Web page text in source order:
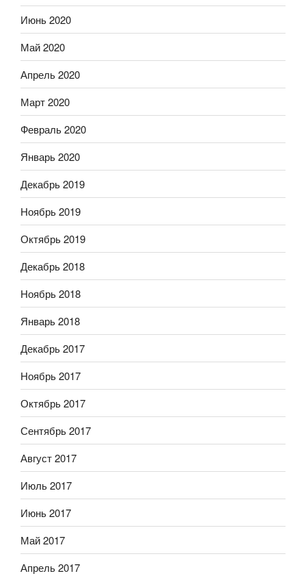
Июнь 2020
Май 2020
Апрель 2020
Март 2020
Февраль 2020
Январь 2020
Декабрь 2019
Ноябрь 2019
Октябрь 2019
Декабрь 2018
Ноябрь 2018
Январь 2018
Декабрь 2017
Ноябрь 2017
Октябрь 2017
Сентябрь 2017
Август 2017
Июль 2017
Июнь 2017
Май 2017
Апрель 2017